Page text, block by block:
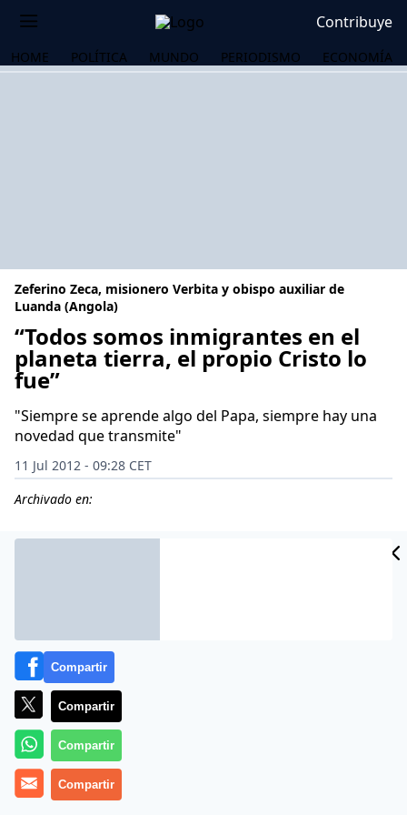
Contribuye
HOME POLÍTICA MUNDO PERIODISMO ECONOMÍA
Zeferino Zeca, misionero Verbita y obispo auxiliar de
Luanda (Angola)
“Todos somos inmigrantes en el
planeta tierra, el propio Cristo lo
fue”
"Siempre se aprende algo del Papa, siempre hay una
novedad que transmite"
11 Jul 2012 - 09:28 CET
Archivado en:
Alba Montalvo Iniesta y Modeste Munimi
Compartir
Compartir
Compartir
Compartir